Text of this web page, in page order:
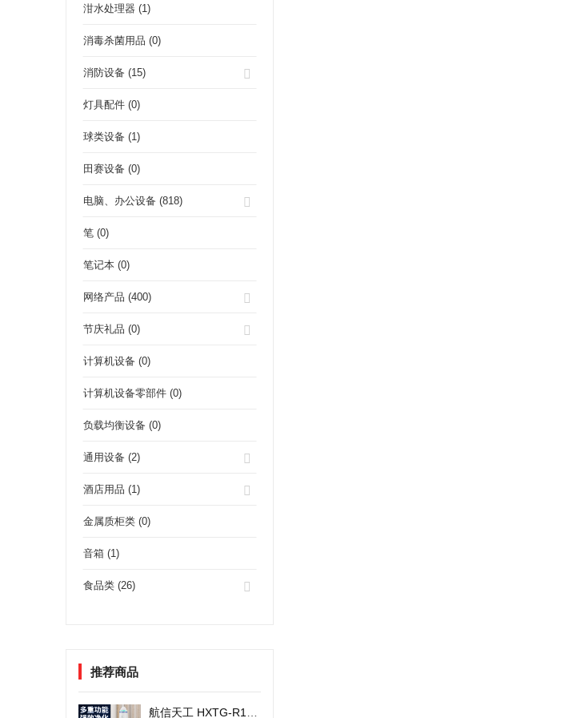
泔水处理器 (1)
消毒杀菌用品 (0)
消防设备 (15)
灯具配件 (0)
球类设备 (1)
田赛设备 (0)
电脑、办公设备 (818)
笔 (0)
笔记本 (0)
网络产品 (400)
节庆礼品 (0)
计算机设备 (0)
计算机设备零部件 (0)
负载均衡设备 (0)
通用设备 (2)
酒店用品 (1)
金属质柜类 (0)
音箱 (1)
食品类 (26)
推荐商品